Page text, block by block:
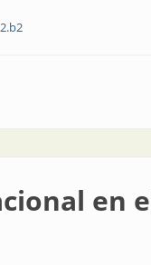
en